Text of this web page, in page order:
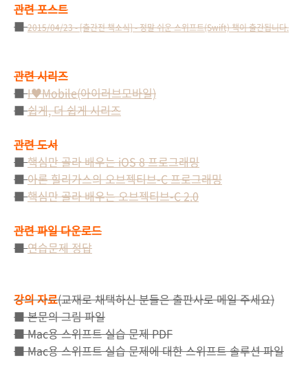
관련 포스트
■2015/04/23 - [출간전 책소식] - 정말 쉬운 스위프트(Swift) 책이 출간됩니다.
관련 시리즈
■I♥Mobile(아이러브모바일)
■쉽게, 더 쉽게 시리즈
관련 도서
■핵심만 골라 배우는 iOS 8 프로그래밍
■아론 힐리가스의 오브젝티브-C 프로그래밍
■핵심만 골라 배우는 오브젝티브-C 2.0
관련 파일 다운로드
■연습문제 정답
강의 자료(교재로 채택하신 분들은 출판사로 메일 주세요)
■ 본문의 그림 파일
■ Mac용 스위프트 실습 문제 PDF
■ Mac용 스위프트 실습 문제에 대한 스위프트 솔루션 파일